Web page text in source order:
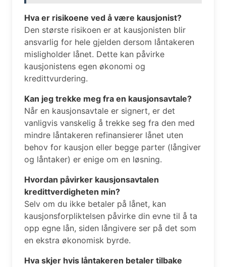
Hva er risikoene ved å være kausjonist?
Den største risikoen er at kausjonisten blir
ansvarlig for hele gjelden dersom låntakeren
misligholder lånet. Dette kan påvirke
kausjonistens egen økonomi og
kredittvurdering.
Kan jeg trekke meg fra en kausjonsavtale?
Når en kausjonsavtale er signert, er det
vanligvis vanskelig å trekke seg fra den med
mindre låntakeren refinansierer lånet uten
behov for kausjon eller begge parter (långiver
og låntaker) er enige om en løsning.
Hvordan påvirker kausjonsavtalen
kredittverdigheten min?
Selv om du ikke betaler på lånet, kan
kausjonsforpliktelsen påvirke din evne til å ta
opp egne lån, siden långivere ser på det som
en ekstra økonomisk byrde.
Hva skjer hvis låntakeren betaler tilbake